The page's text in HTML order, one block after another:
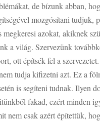
de bízunk abban,
mozgósítani
azokat, akiknek
a világ. Szervezünk
ott építsék fel a
tudja kifizetni azt. Ez a
is segíteni tudnak. Ilyen
fakad, ezért minden
nem csak azért építettük,